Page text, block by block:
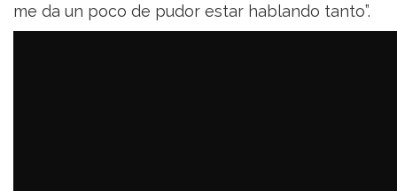
me da un poco de pudor estar hablando tanto”.